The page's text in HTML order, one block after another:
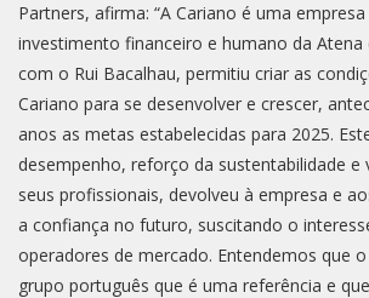
Partners, afirma: “A Cariano é uma
investimento financeiro e humano da
com o Rui Bacalhau, permitiu criar as
Cariano para se desenvolver e crescer,
anos as metas estabelecidas para 2025.
desempenho, reforço da sustentabilidade e
seus profissionais, devolveu à empresa e
a confiança no futuro, suscitando o
operadores de mercado. Entendemos que
grupo português que é uma referência e